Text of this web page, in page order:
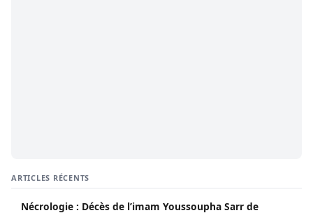
ARTICLES RÉCENTS
Nécrologie : Décès de l’imam Youssoupha Sarr de